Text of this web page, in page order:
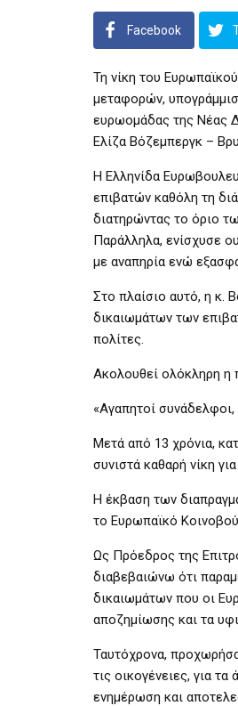
Facebook
Τη νίκη του
μεταφορών,
ευρωομάδας της Νέας
Ελίζα Βόζεμπεργκ –
Η Ελληνίδα
επιβατών καθόλη τη
διατηρώντας το όριο
Παράλληλα, ενίσχυσε
με αναπηρία ενώ
Στο πλαίσιο αυτό, η κ.
δικαιωμάτων των
πολίτες.
Ακολουθεί ολόκληρη η
«Αγαπητοί συνάδελφοι,
Μετά από 13 χρόνια,
συνιστά καθαρή νίκη
Η έκβαση των
το Ευρωπαϊκό
Ως Πρόεδρος της
διαβεβαιώνω ότι
δικαιωμάτων που οι
αποζημίωσης και τα
Ταυτόχρονα,
τις οικογένειες, για
ενημέρωση και